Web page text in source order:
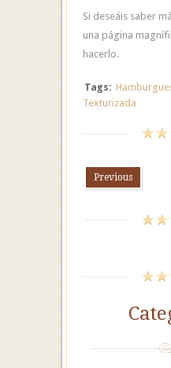
Si deseáis saber
una página
hacerlo.
Tags:
Texturizada
Previous